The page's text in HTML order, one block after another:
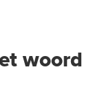
woord